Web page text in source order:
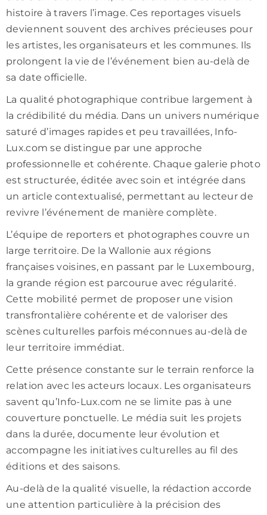
histoire à travers l’image. Ces reportages visuels
deviennent souvent des archives précieuses pour
les artistes, les organisateurs et les communes. Ils
prolongent la vie de l’événement bien au-delà de
sa date officielle.
La qualité photographique contribue largement à
la crédibilité du média. Dans un univers numérique
saturé d’images rapides et peu travaillées, Info-
Lux.com se distingue par une approche
professionnelle et cohérente. Chaque galerie photo
est structurée, éditée avec soin et intégrée dans
un article contextualisé, permettant au lecteur de
revivre l’événement de manière complète.
L’équipe de reporters et photographes couvre un
large territoire. De la Wallonie aux régions
françaises voisines, en passant par le Luxembourg,
la grande région est parcourue avec régularité.
Cette mobilité permet de proposer une vision
transfrontalière cohérente et de valoriser des
scènes culturelles parfois méconnues au-delà de
leur territoire immédiat.
Cette présence constante sur le terrain renforce la
relation avec les acteurs locaux. Les organisateurs
savent qu’Info-Lux.com ne se limite pas à une
couverture ponctuelle. Le média suit les projets
dans la durée, documente leur évolution et
accompagne les initiatives culturelles au fil des
éditions et des saisons.
Au-delà de la qualité visuelle, la rédaction accorde
une attention particulière à la précision des